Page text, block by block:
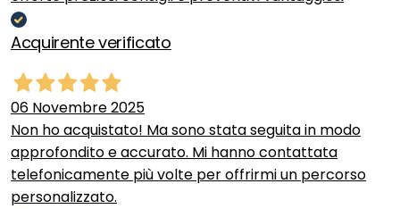
Acquirente verificato
06 Novembre 2025
Non ho acquistato! Ma sono stata seguita in modo
approfondito e accurato. Mi hanno contattata
telefonicamente più volte per offrirmi un percorso
personalizzato.